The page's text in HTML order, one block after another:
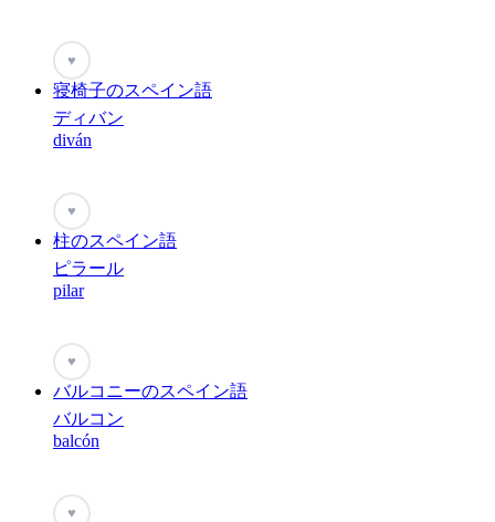
♥
寝椅子のスペイン語
ディバン
diván
♥
柱のスペイン語
ピラール
pilar
♥
バルコニーのスペイン語
バルコン
balcón
♥